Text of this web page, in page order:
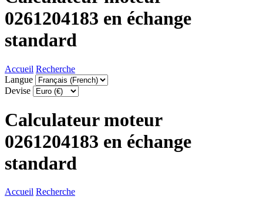
0261204183 en échange
standard
Accueil Recherche
Langue
Devise
Calculateur moteur
0261204183 en échange
standard
Accueil Recherche